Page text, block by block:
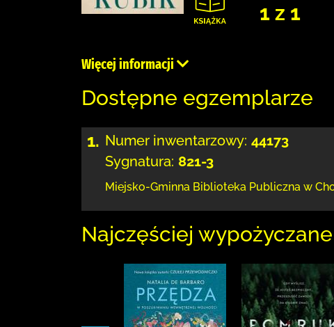
1 z 1
Więcej informacji
Dostępne egzemplarze
1. Numer inwentarzowy: 44173
Sygnatura: 821-3
Miejsko-Gminna Biblioteka Publiczna w
Najczęściej wypożyczane